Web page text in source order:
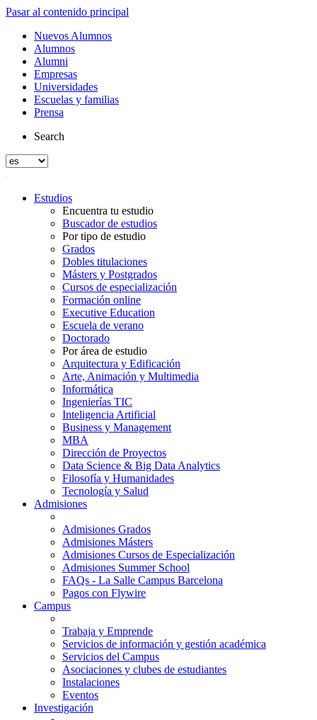
Pasar al contenido principal
Nuevos Alumnos
Alumnos
Alumni
Empresas
Universidades
Escuelas y familias
Prensa
Search
Estudios
Encuentra tu estudio
Buscador de estudios
Por tipo de estudio
Grados
Dobles titulaciones
Másters y Postgrados
Cursos de especialización
Formación online
Executive Education
Escuela de verano
Doctorado
Por área de estudio
Arquitectura y Edificación
Arte, Animación y Multimedia
Informática
Ingenierías TIC
Inteligencia Artificial
Business y Management
MBA
Dirección de Proyectos
Data Science & Big Data Analytics
Filosofía y Humanidades
Tecnología y Salud
Admisiones
Admisiones Grados
Admisiones Másters
Admisiones Cursos de Especialización
Admisiones Summer School
FAQs - La Salle Campus Barcelona
Pagos con Flywire
Campus
Trabaja y Emprende
Servicios de información y gestión académica
Servicios del Campus
Asociaciones y clubes de estudiantes
Instalaciones
Eventos
Investigación